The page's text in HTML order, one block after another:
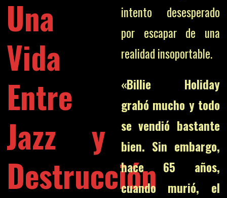
Una
Vida
Entre
Jazz y
Destrucción
intento desesperado
por escapar de una
realidad insoportable.
«Billie Holiday
grabó mucho y todo
se vendió bastante
bien. Sin embargo,
hace 65 años,
cuando murió, el